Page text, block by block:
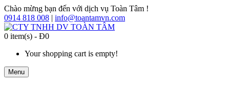
Chào mừng bạn đến với dịch vụ Toàn Tâm !
0914 818 008 | info@toantamvn.com
0 item(s) - Đ0
Your shopping cart is empty!
Menu